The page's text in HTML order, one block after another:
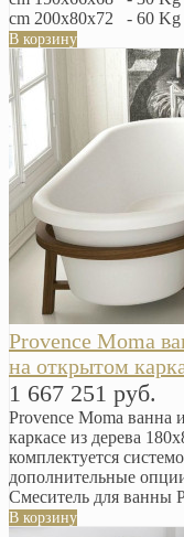
cm 200x80х72 - 60
В корзину
Provence Moma
на открытом
1 667 251 руб.
Provence Moma ванна
каркасе из дерева
комплектуется
дополнительные
Смеситель для ванны
В корзину